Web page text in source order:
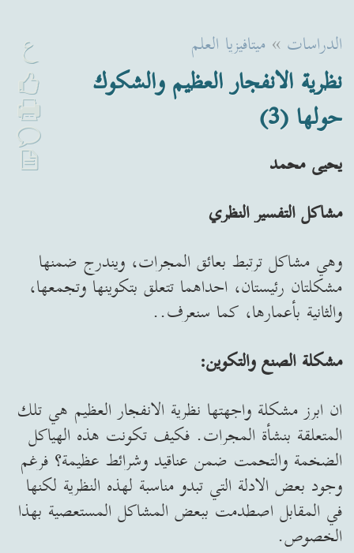
ع الدراسات » ميتافيزيا العلم
نظرية الانفجار العظيم والشكوك
حولها (3)
يحيى محمد
مشاكل التفسير النظري
وهي مشاكل ترتبط بعائق المجرات، ويندرج ضمنها
مشكلتان رئيستان، احداهما تتعلق بتكوينها وتجمعها،
والثانية بأعمارها، كما سنعرف..
مشكلة الصنع والتكوين:
ان ابرز مشكلة واجهتها نظرية الانفجار العظيم هي تلك
المتعلقة بنشأة المجرات. فكيف تكونت هذه الهياكل
الضخمة والتحمت ضمن عناقيد وشرائط عظيمة؟ فرغم
وجود بعض الادلة التي تبدو مناسبة لهذه النظرية لكنها
في المقابل اصطدمت ببعض المشاكل المستعصية بهذا
الخصوص.